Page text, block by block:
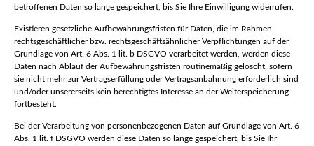
betroffenen Daten so lange gespeichert, bis Sie Ihre Einwilligung widerrufen.
Existieren gesetzliche Aufbewahrungsfristen für Daten, die im Rahmen
rechtsgeschäftlicher bzw. rechtsgeschäftsähnlicher Verpflichtungen auf der
Grundlage von Art. 6 Abs. 1 lit. b DSGVO verarbeitet werden, werden diese
Daten nach Ablauf der Aufbewahrungsfristen routinemäßig gelöscht, sofern
sie nicht mehr zur Vertragserfüllung oder Vertragsanbahnung erforderlich sind
und/oder unsererseits kein berechtigtes Interesse an der Weiterspeicherung
fortbesteht.
Bei der Verarbeitung von personenbezogenen Daten auf Grundlage von Art. 6
Abs. 1 lit. f DSGVO werden diese Daten so lange gespeichert, bis Sie Ihr